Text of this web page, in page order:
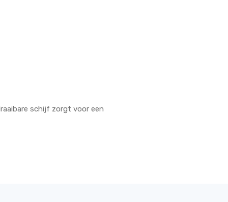
schijf zorgt voor een